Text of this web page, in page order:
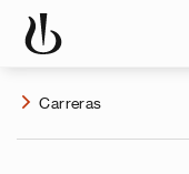
Carreras